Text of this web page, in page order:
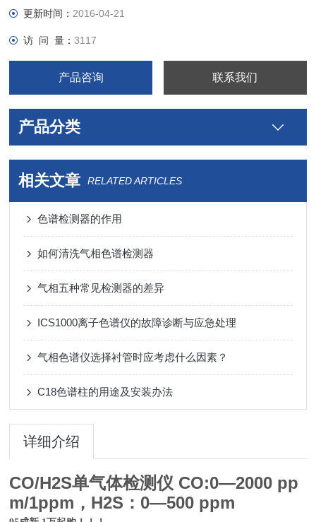
更新时间： 2016-04-21
访 问 量：3117
产品咨询 联系我们
产品分类
相关文章 RELATED ARTICLES
色谱检测器的作用
如何清洗气相色谱检测器
气相五种常见检测器的差异
ICS1000离子色谱仪的故障诊断与应急处理
气相色谱仪选择衬管时应考虑什么因素？
C18色谱柱的用途及安装办法
详细介绍
CO/H2S单气体检测仪 CO:0—2000 pp
m/1ppm，H2S：0—500 ppm